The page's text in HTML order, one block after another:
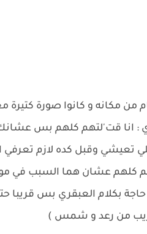
من مكانه و كانوا صورة كتيرة
انا قت'لتهم كلهم بس
وقبل كده لازم تعرفي
كلهم عشان هما السبب في
بكلام العبقري بس قريبا
من رعد و شمس )